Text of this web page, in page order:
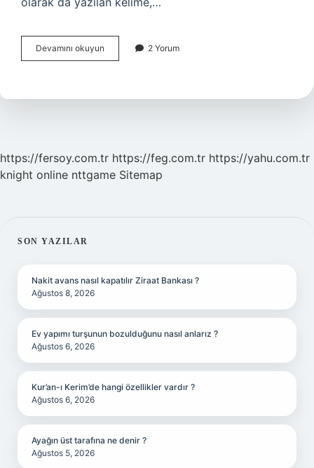
Devamını okuyun
Ne
2 Yorum
https://fersoy.com.tr https://feg.com.tr https://yahu.com.tr
knight online nttgame Sitemap
SIDEBAR
SON YAZILAR
Nakit avans nasıl kapatılır Ziraat Bankası ?
Ağustos 8, 2026
Ev yapımı turşunun bozulduğunu nasıl anlarız ?
Ağustos 6, 2026
Kur’an-ı Kerim’de hangi özellikler vardır ?
Ağustos 6, 2026
Ayağın üst tarafına ne denir ?
Ağustos 5, 2026